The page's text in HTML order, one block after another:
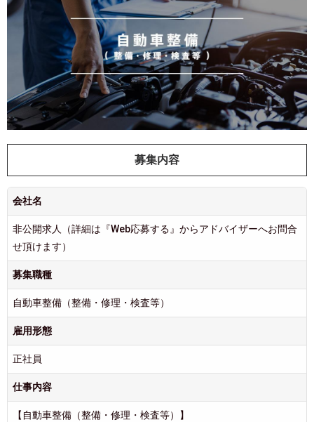
募集内容
会社名
非公開求人（詳細は『Web応募する』からアドバイザーへお問合
せ頂けます）
募集職種
自動車整備（整備・修理・検査等）
雇用形態
正社員
仕事内容
【自動車整備（整備・修理・検査等）】